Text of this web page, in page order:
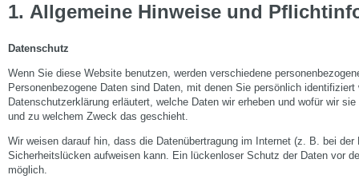
1. Allgemeine Hinweise und
Datenschutz
Wenn Sie diese Website benutzen, werden verschiedene
Personenbezogene Daten sind Daten, mit denen Sie persönlich
Datenschutzerklärung erläutert, welche Daten wir erheben und wofür wir
und zu welchem Zweck das geschieht.
Wir weisen darauf hin, dass die Datenübertragung im Internet (z. B. bei
Sicherheitslücken aufweisen kann. Ein lückenloser Schutz der Daten vor
möglich.